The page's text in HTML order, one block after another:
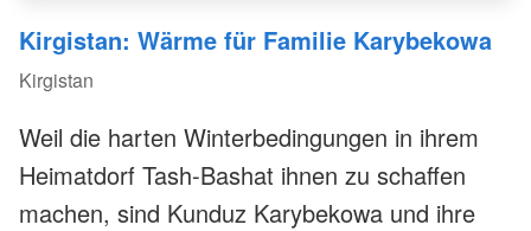
Kirgistan: Wärme für Familie Karybekowa
Kirgistan
Weil die harten Winterbedingungen in ihrem
Heimatdorf Tash-Bashat ihnen zu schaffen
machen, sind Kunduz Karybekowa und ihre